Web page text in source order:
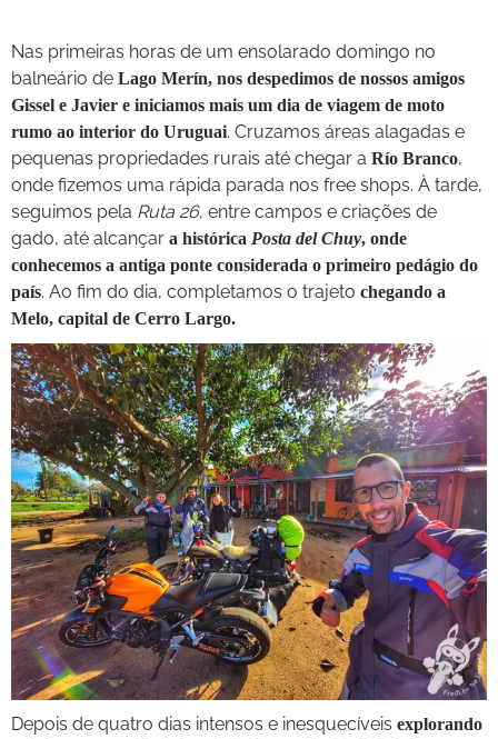
Nas primeiras horas de um ensolarado domingo no
balneário de Lago Merín, nos despedimos de nossos amigos
Gissel e Javier e iniciamos mais um dia de viagem de moto
rumo ao interior do Uruguai. Cruzamos áreas alagadas e
pequenas propriedades rurais até chegar a Río Branco,
onde fizemos uma rápida parada nos free shops. À tarde,
seguimos pela Ruta 26, entre campos e criações de
gado, até alcançar a histórica Posta del Chuy, onde
conhecemos a antiga ponte considerada o primeiro pedágio do
país. Ao fim do dia, completamos o trajeto chegando a
Melo, capital de Cerro Largo.
Depois de quatro dias intensos e inesquecíveis explorando